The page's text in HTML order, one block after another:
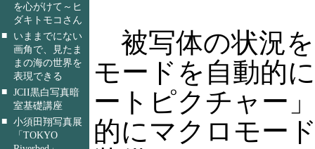
を心がけて～ヒ
ダキトモコさん
■
いままでにない
画角で、見たま
まの海の世界を
表現できる
■ JCII黒白写真暗
室基礎講座
■ 小須田翔写真展
「TOKYO
被写体の状況
モードを自動的
ートピクチャー
的にマクロモー